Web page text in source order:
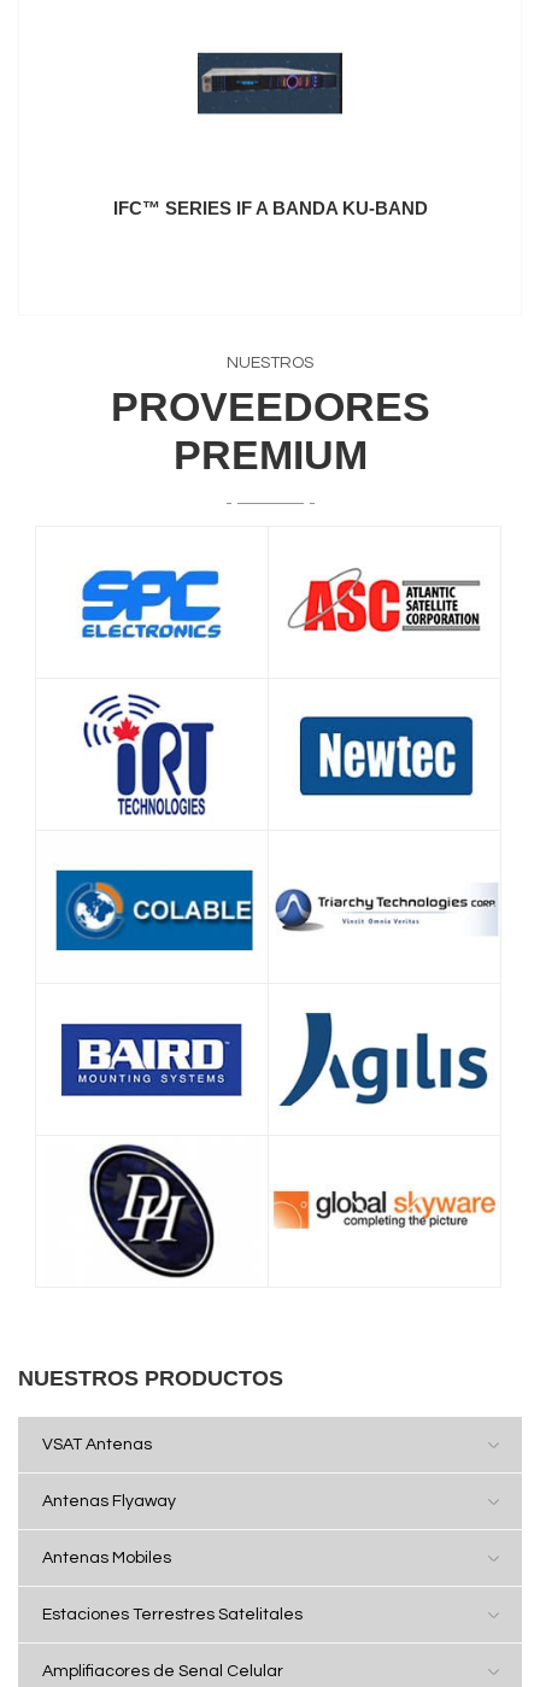
IFC™ SERIES IF A BANDA KU-BAND
NUESTROS
PROVEEDORES
PREMIUM
NUESTROS PRODUCTOS
VSAT Antenas
Antenas Flyaway
Antenas Mobiles
Estaciones Terrestres Satelitales
Amplifiacores de Senal Celular